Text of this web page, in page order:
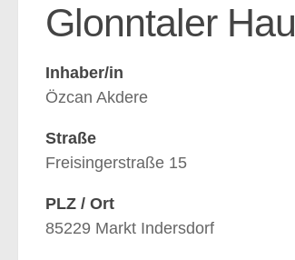
Glonntaler
Inhaber/in
Özcan Akdere
Straße
Freisingerstraße 15
PLZ / Ort
85229 Markt Indersdorf